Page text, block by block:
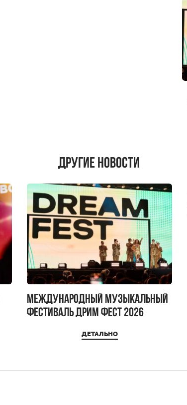
Другие новости
Международный музыкальный
фестиваль ДРИМ ФЕСТ 2026
ДЕТАЛЬНО